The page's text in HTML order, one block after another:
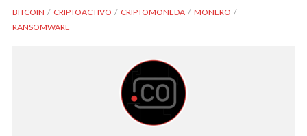
BITCOIN CRIPTOACTIVO CRIPTOMONEDA
MONERO
RANSOMWARE